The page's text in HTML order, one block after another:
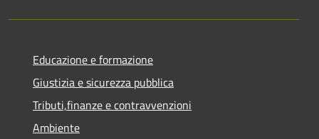
Educazione e formazione
Giustizia e sicurezza pubblica
Tributi,finanze e contravvenzioni
Ambiente